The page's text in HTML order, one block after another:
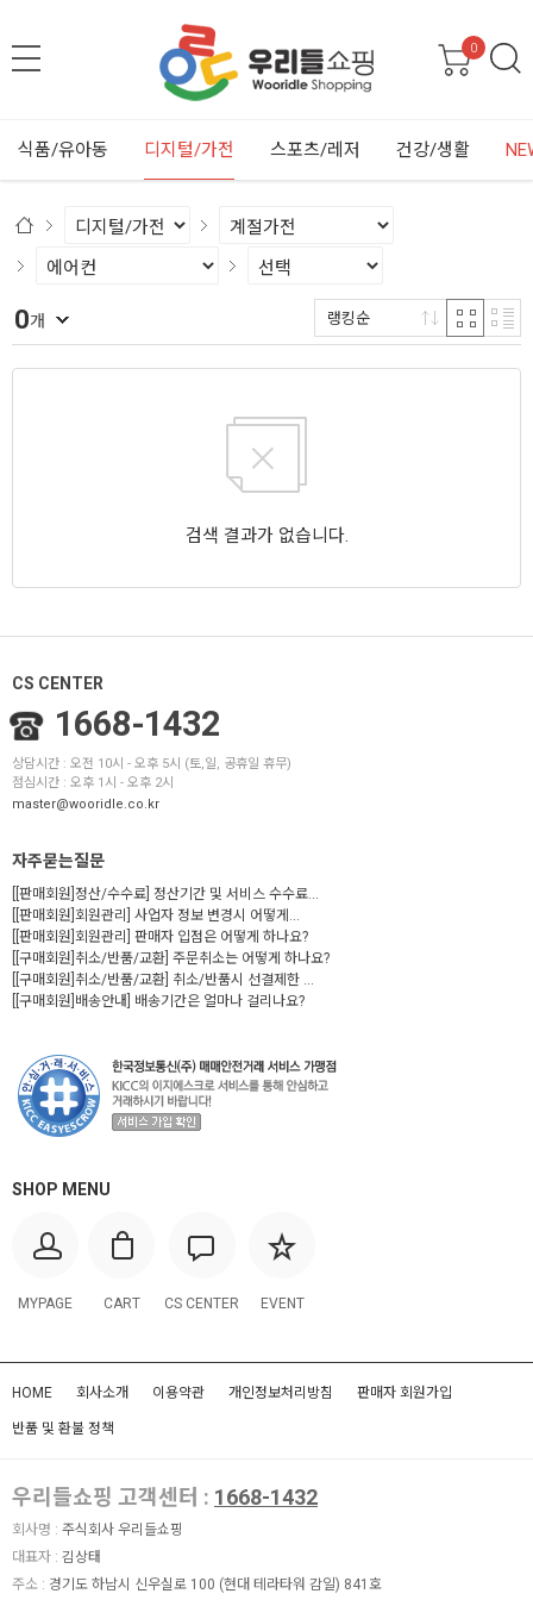
0
식품/유아동 디지털/가전 스포츠/레저 건강/생활
0개 랭킹순
검색 결과가 없습니다.
CS CENTER
1668-1432
상담시간 : 오전 10시 - 오후 5시 (토,일, 공휴일 휴무)
점심시간 : 오후 1시 - 오후 2시
master@wooridle.co.kr
자주묻는질문
[[판매회원]정산/수수료] 정산기간 및 서비스 수수료...
[[판매회원]회원관리] 사업자 정보 변경시 어떻게...
[[판매회원]회원관리] 판매자 입점은 어떻게 하나요?
[[구매회원]취소/반품/교환] 주문취소는 어떻게 하나요?
[[구매회원]취소/반품/교환] 취소/반품시 선결제한 ...
[[구매회원]배송안내] 배송기간은 얼마나 걸리나요?
SHOP MENU
MYPAGE CART CS CENTER EVENT
HOME 회사소개 이용약관 개인정보처리방침 판매자 회원가입
반품 및 환불 정책
우리들쇼핑 고객센터 : 1668-1432
회사명 : 주식회사 우리들쇼핑
대표자 : 김상태
주소 : 경기도 하남시 신우실로 100 (현대 테라타워 감일) 841호